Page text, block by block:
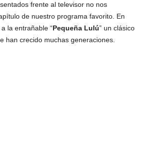
frente al televisor no nos
de nuestro programa favorito. En
la entrañable “Pequeña Lulú” un clásico
han crecido muchas generaciones.